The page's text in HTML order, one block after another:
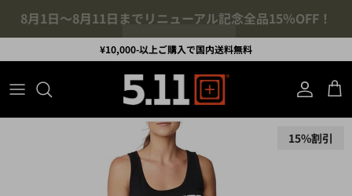
コンテンツへスキップ
¥10,000-以上ご購入で国内送料無料
アカウント
カ
15%割引